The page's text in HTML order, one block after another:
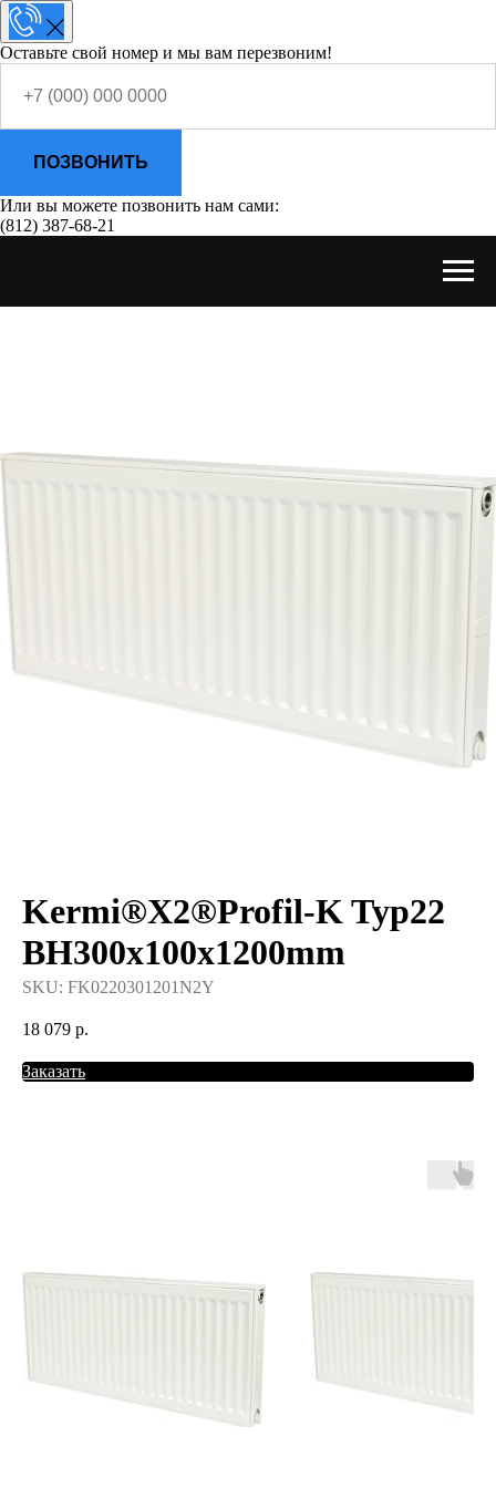
Оставьте свой номер и мы вам перезвоним!
ПОЗВОНИТЬ
Или вы можете позвонить нам сами:
(812) 387-68-21
Kermi®X2®Profil-K Typ22
BH300x100x1200mm
SKU: FK0220301201N2Y
18 079 р.
Заказать